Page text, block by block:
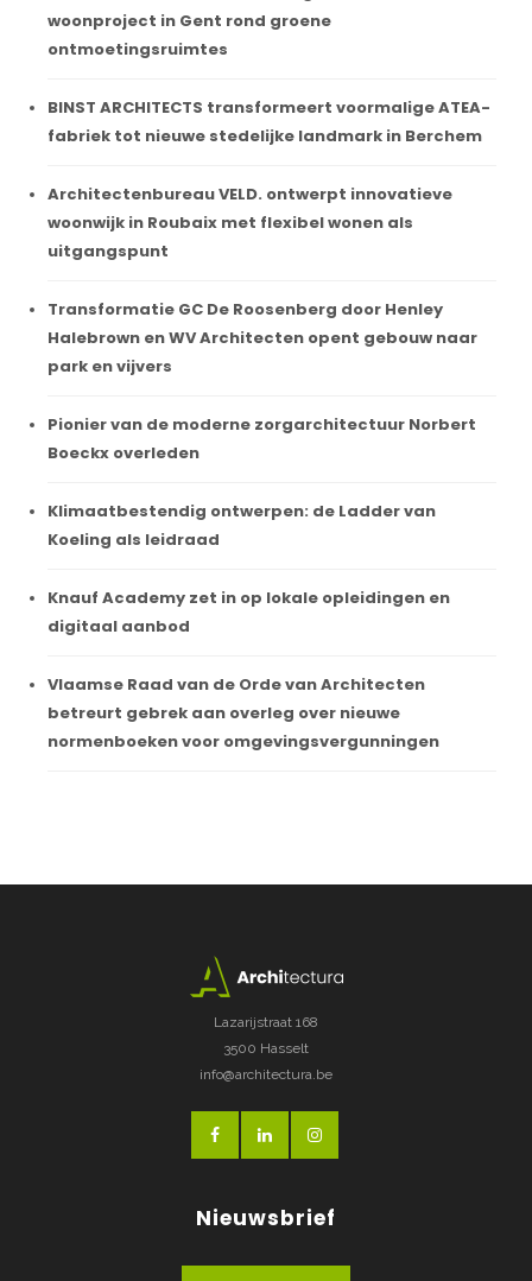
woonproject in Gent rond groene
ontmoetingsruimtes
BINST ARCHITECTS transformeert voormalige ATEA-
fabriek tot nieuwe stedelijke landmark in Berchem
Architectenbureau VELD. ontwerpt innovatieve
woonwijk in Roubaix met flexibel wonen als
uitgangspunt
Transformatie GC De Roosenberg door Henley
Halebrown en WV Architecten opent gebouw naar
park en vijvers
Pionier van de moderne zorgarchitectuur Norbert
Boeckx overleden
Klimaatbestendig ontwerpen: de Ladder van
Koeling als leidraad
Knauf Academy zet in op lokale opleidingen en
digitaal aanbod
Vlaamse Raad van de Orde van Architecten
betreurt gebrek aan overleg over nieuwe
normenboeken voor omgevingsvergunningen
Lazarijstraat 168
3500 Hasselt
info@architectura.be
Nieuwsbrief